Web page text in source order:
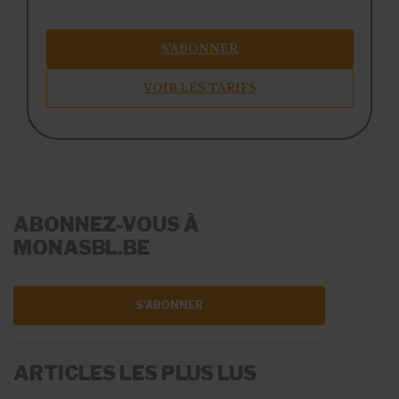
S’ABONNER
VOIR LES TARIFS
ABONNEZ-VOUS À
MONASBL.BE
S'ABONNER
ARTICLES LES PLUS LUS